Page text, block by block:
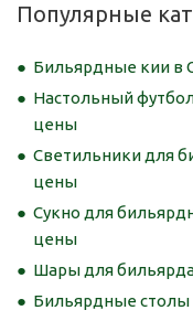
Популярные
Бильярдные кии в
Настольный
цены
Светильники для
цены
Сукно для
цены
Шары для
Бильярдные столы